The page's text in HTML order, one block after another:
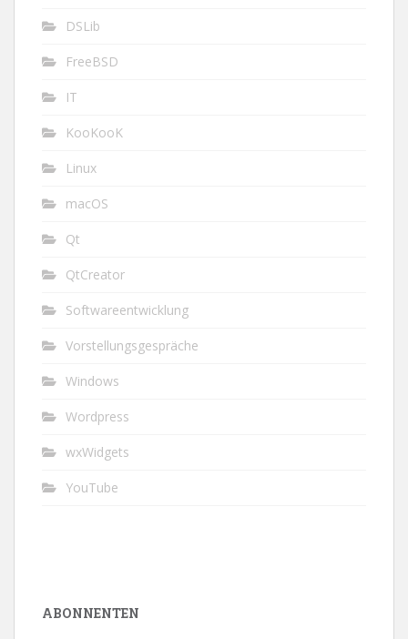
DSLib
FreeBSD
IT
KooKooK
Linux
macOS
Qt
QtCreator
Softwareentwicklung
Vorstellungsgespräche
Windows
Wordpress
wxWidgets
YouTube
ABONNENTEN